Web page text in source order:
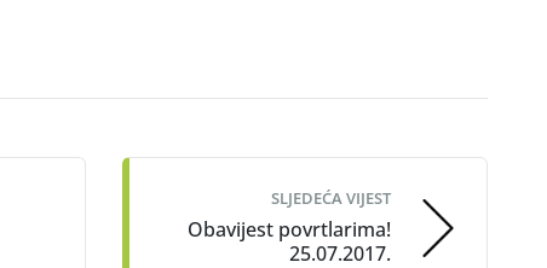
SLJEDEĆA VIJEST
Obavijest povrtlarima!
25.07.2017.